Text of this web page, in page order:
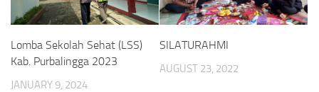
Lomba Sekolah Sehat (LSS)
Kab. Purbalingga 2023
JANUARY 9, 2024
SILATURAHMI
AUGUST 23, 2022